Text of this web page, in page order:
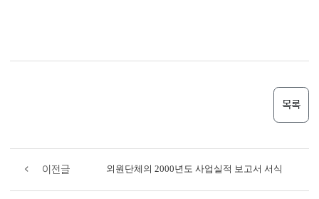
목록
이전글 외원단체의 2000년도 사업실적 보고서 서식